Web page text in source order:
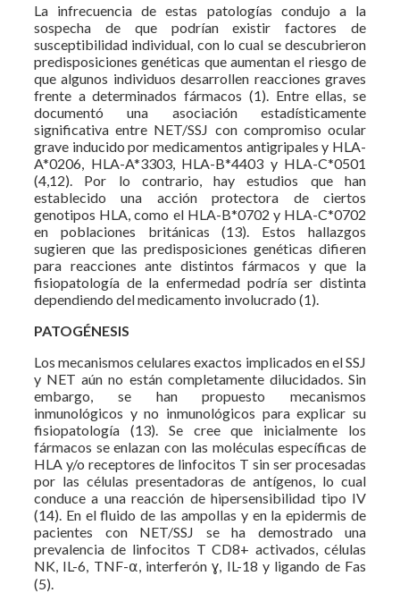
La infrecuencia de estas patologías condujo a la
sospecha de que podrían existir factores de
susceptibilidad individual, con lo cual se descubrieron
predisposiciones genéticas que aumentan el riesgo de
que algunos individuos desarrollen reacciones graves
frente a determinados fármacos (1). Entre ellas, se
documentó una asociación estadísticamente
significativa entre NET/SSJ con compromiso ocular
grave inducido por medicamentos antigripales y HLA-
A*0206, HLA-A*3303, HLA-B*4403 y HLA-C*0501
(4,12). Por lo contrario, hay estudios que han
establecido una acción protectora de ciertos
genotipos HLA, como el HLA-B*0702 y HLA-C*0702
en poblaciones británicas (13). Estos hallazgos
sugieren que las predisposiciones genéticas difieren
para reacciones ante distintos fármacos y que la
fisiopatología de la enfermedad podría ser distinta
dependiendo del medicamento involucrado (1).
PATOGÉNESIS
Los mecanismos celulares exactos implicados en el SSJ
y NET aún no están completamente dilucidados. Sin
embargo, se han propuesto mecanismos
inmunológicos y no inmunológicos para explicar su
fisiopatología (13). Se cree que inicialmente los
fármacos se enlazan con las moléculas específicas de
HLA y/o receptores de linfocitos T sin ser procesadas
por las células presentadoras de antígenos, lo cual
conduce a una reacción de hipersensibilidad tipo IV
(14). En el fluido de las ampollas y en la epidermis de
pacientes con NET/SSJ se ha demostrado una
prevalencia de linfocitos T CD8+ activados, células
NK, IL-6, TNF-⍺, interferón ɣ, IL-18 y ligando de Fas
(5).